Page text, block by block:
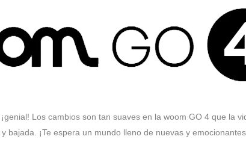
Los cambios son tan suaves en la woom GO 4 que la
¡Te espera un mundo lleno de nuevas y